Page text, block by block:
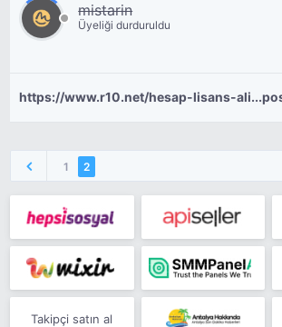
mistarin
Üyeliği durduruldu
https://www.r10.net/hesap-lisans-
1 2
Takipçi satın al